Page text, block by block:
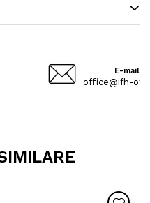
E-mail
office@ifh-